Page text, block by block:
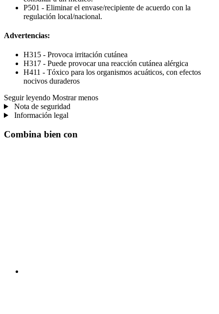
P501 - Eliminar el envase/recipiente de acuerdo con la
regulación local/nacional.
Advertencias:
H315 - Provoca irritación cutánea
H317 - Puede provocar una reacción cutánea alérgica
H411 - Tóxico para los organismos acuáticos, con efectos
nocivos duraderos
Seguir leyendo Mostrar menos
Nota de seguridad
Información legal
Combina bien con